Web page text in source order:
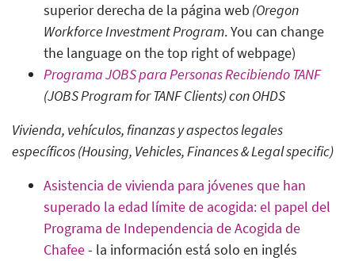
superior derecha de la página web (Oregon
Workforce Investment Program. You can change
the language on the top right of webpage)
Programa JOBS para Personas Recibiendo TANF
(JOBS Program for TANF Clients)con OHDS
Vivienda, vehículos, finanzas y aspectos legales
específicos (Housing, Vehicles, Finances & Legal specific)
Asistencia de vivienda para jóvenes que han
superado la edad límite de acogida: el papel del
Programa de Independencia de Acogida de
Chafee- la información está solo en inglés